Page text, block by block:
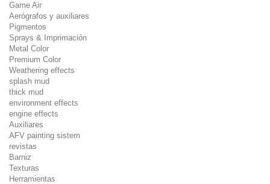
Game Air
Aerógrafos y auxiliares
Pigmentos
Sprays & Imprimación
Metal Color
Premium Color
Weathering effects
splash mud
thick mud
environment effects
engine effects
Auxiliares
AFV painting sistem
revistas
Barniz
Texturas
Herramientas